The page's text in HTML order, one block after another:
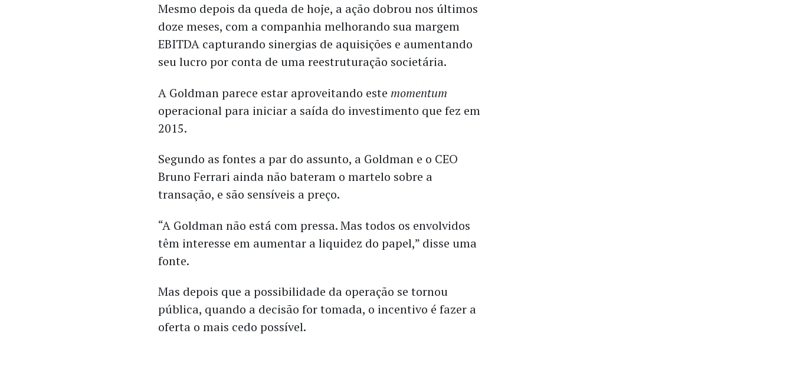
Mesmo depois da queda de hoje, a ação dobrou nos últimos
doze meses, com a companhia melhorando sua margem
EBITDA capturando sinergias de aquisições e aumentando
seu lucro por conta de uma reestruturação societária.
A Goldman parece estar aproveitando este momentum
operacional para iniciar a saída do investimento que fez em
2015.
Segundo as fontes a par do assunto, a Goldman e o CEO
Bruno Ferrari ainda não bateram o martelo sobre a
transação, e são sensíveis a preço.
“A Goldman não está com pressa. Mas todos os envolvidos
têm interesse em aumentar a liquidez do papel,” disse uma
fonte.
Mas depois que a possibilidade da operação se tornou
pública, quando a decisão for tomada, o incentivo é fazer a
oferta o mais cedo possível.